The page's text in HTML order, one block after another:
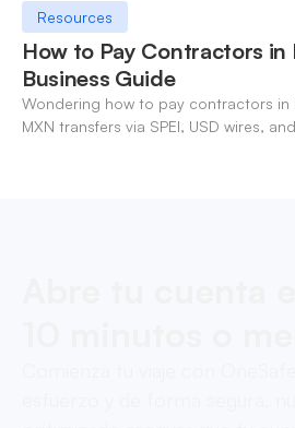
Resources
How to Pay Contractors in
Business Guide
Wondering how to pay contractors in
MXN transfers via SPEI, USD wires,